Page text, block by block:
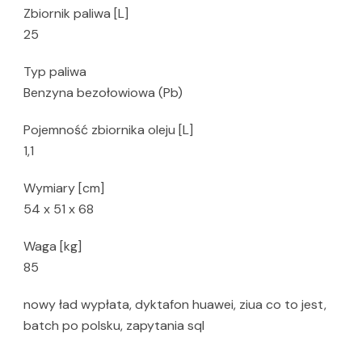
Zbiornik paliwa [L]
25
Typ paliwa
Benzyna bezołowiowa (Pb)
Pojemność zbiornika oleju [L]
1,1
Wymiary [cm]
54 x 51 x 68
Waga [kg]
85
nowy ład wypłata, dyktafon huawei, ziua co to jest,
batch po polsku, zapytania sql